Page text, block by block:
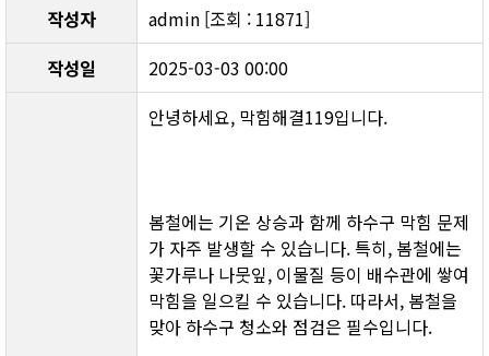
작성자
admin [조회 : 11871]
작성일
2025-03-03 00:00
안녕하세요, 막힘해결119입니다.
봄철에는 기온 상승과 함께 하수구 막힘 문제
가 자주 발생할 수 있습니다. 특히, 봄철에는
꽃가루나 나뭇잎, 이물질 등이 배수관에 쌓여
막힘을 일으킬 수 있습니다. 따라서, 봄철을
맞아 하수구 청소와 점검은 필수입니다.